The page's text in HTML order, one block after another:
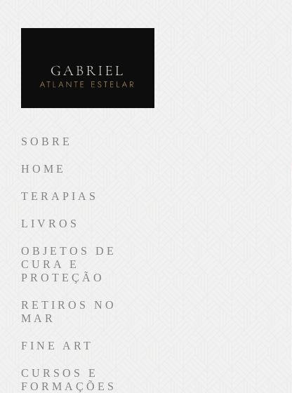
SOBRE
HOME
TERAPIAS
LIVROS
OBJETOS DE
CURA E
PROTEÇÃO
RETIROS NO
MAR
FINE ART
CURSOS E
FORMAÇÕES